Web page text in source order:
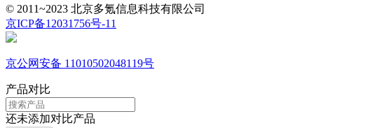
© 2011~2023 北京多氪信息科技有限公司
京ICP备12031756号-11
京公网安备 11010502048119号
产品对比
还未添加对比产品